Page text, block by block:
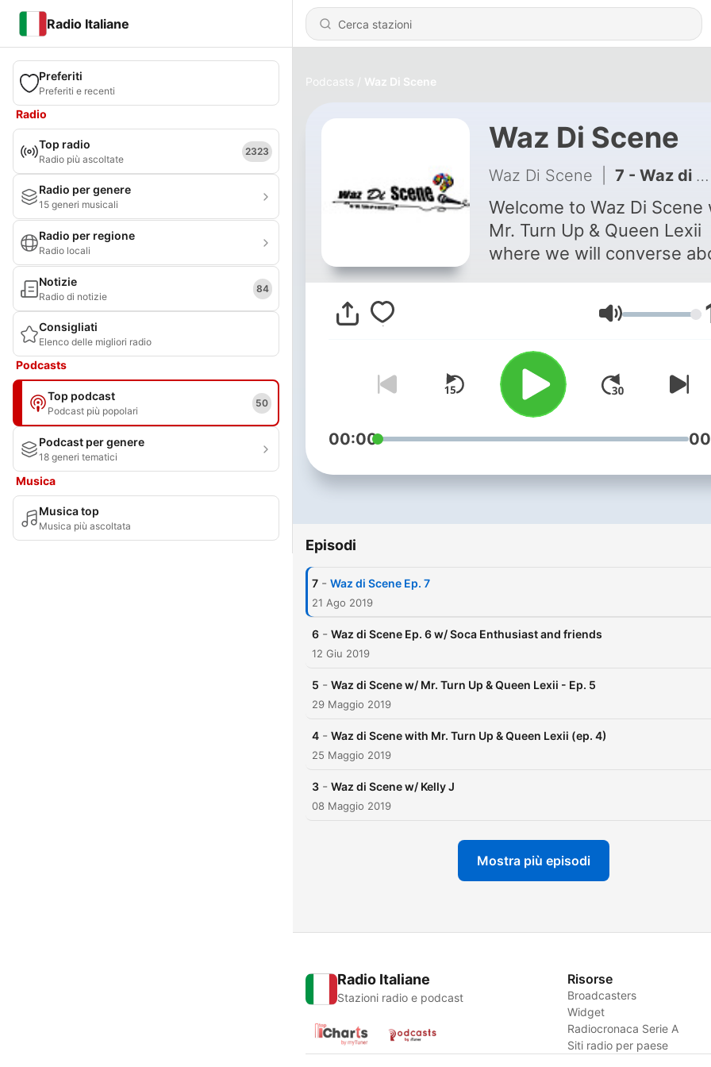
Radio Italiane
Preferiti
Preferiti e recenti
Radio
Top radio
Radio più ascoltate
2323
Radio per genere
15 generi musicali
Radio per regione
Radio locali
Notizie
Radio di notizie
84
Consigliati
Elenco delle migliori radio
Podcasts
Top podcast
Podcast più popolari
50
Podcast per genere
18 generi tematici
Musica
Musica top
Musica più ascoltata
Podcasts Waz Di Scene
Waz Di Scene
Waz Di Scene 7 - Waz di Scene Ep. 7
Welcome to Waz Di Scene
Mr. Turn Up & Queen Lexii
where we will converse
Upcoming Fetes, & More
Volume
00:00
Episodi
7 - Waz di Scene Ep. 7
21 Ago 2019
6 - Waz di Scene Ep. 6 w/ Soca Enthusiast and friends
12 Giu 2019
5 - Waz di Scene w/ Mr. Turn Up & Queen Lexii - Ep. 5
29 Maggio 2019
4 - Waz di Scene with Mr. Turn Up & Queen Lexii (ep. 4)
25 Maggio 2019
3 - Waz di Scene w/ Kelly J
08 Maggio 2019
Mostra più episodi
Radio Italiane
Stazioni radio e podcast
Risorse
Broadcasters
Widget
Radiocronaca Serie A
Siti radio per paese